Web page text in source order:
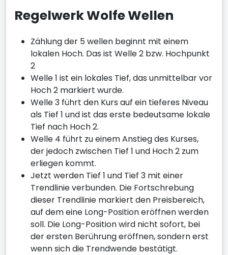
Regelwerk Wolfe Wellen
Zählung der 5 wellen beginnt mit einem
lokalen Hoch. Das ist Welle 2 bzw. Hochpunkt
2
Welle 1 ist ein lokales Tief, das unmittelbar vor
Hoch 2 markiert wurde.
Welle 3 führt den Kurs auf ein tieferes Niveau
als Tief 1 und ist das erste bedeutsame lokale
Tief nach Hoch 2.
Welle 4 führt zu einem Anstieg des Kurses,
der jedoch zwischen Tief 1 und Hoch 2 zum
erliegen kommt.
Jetzt werden Tief 1 und Tief 3 mit einer
Trendlinie verbunden. Die Fortschrebung
dieser Trendlinie markiert den Preisbereich,
auf dem eine Long-Position eröffnen werden
soll. Die Long-Position wird nicht sofort, bei
der ersten Berührung eröffnen, sondern erst
wenn sich die Trendwende bestätigt.